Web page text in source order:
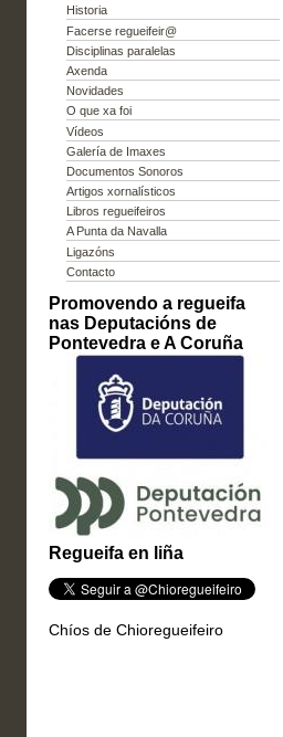
Historia
Facerse regueifeir@
Disciplinas paralelas
Axenda
Novidades
O que xa foi
Vídeos
Galería de Imaxes
Documentos Sonoros
Artigos xornalísticos
Libros regueifeiros
A Punta da Navalla
Ligazóns
Contacto
Promovendo a regueifa
nas Deputacións de
Pontevedra e A Coruña
Regueifa en liña
Chíos de Chioregueifeiro